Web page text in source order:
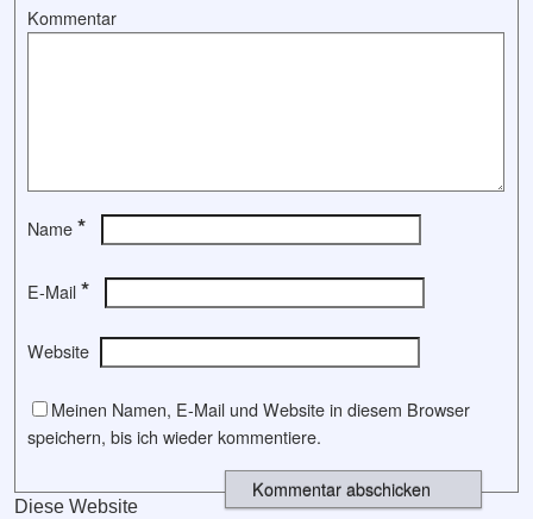
Kommentar
Name *
E-Mail *
Website
Meinen Namen, E-Mail und Website in diesem Browser
speichern, bis ich wieder kommentiere.
Diese Website